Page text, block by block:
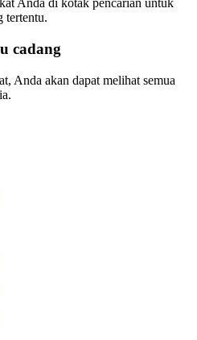
Anda di kotak pencarian untuk
tertentu.
cadang
Anda akan dapat melihat semua